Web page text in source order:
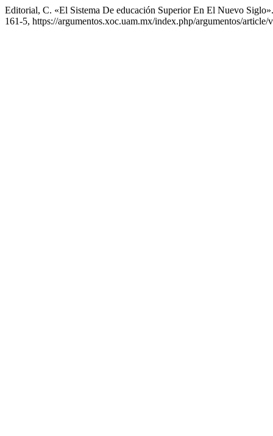
Editorial, C. «El Sistema De educación Superior En El Nuevo
161-5, https://argumentos.xoc.uam.mx/index.php/argumentos/article/